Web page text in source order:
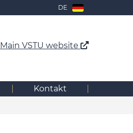
DE
Main VSTU website
Kontakt